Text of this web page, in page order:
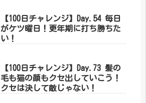
【100日チャレンジ】Day.54 毎日
がケツ曜日！更年期に打ち勝ちた
い！
【100日チャレンジ】Day.73 髪の
毛も猫の顔もクセ出していこう！
クセは決して敵じゃない！